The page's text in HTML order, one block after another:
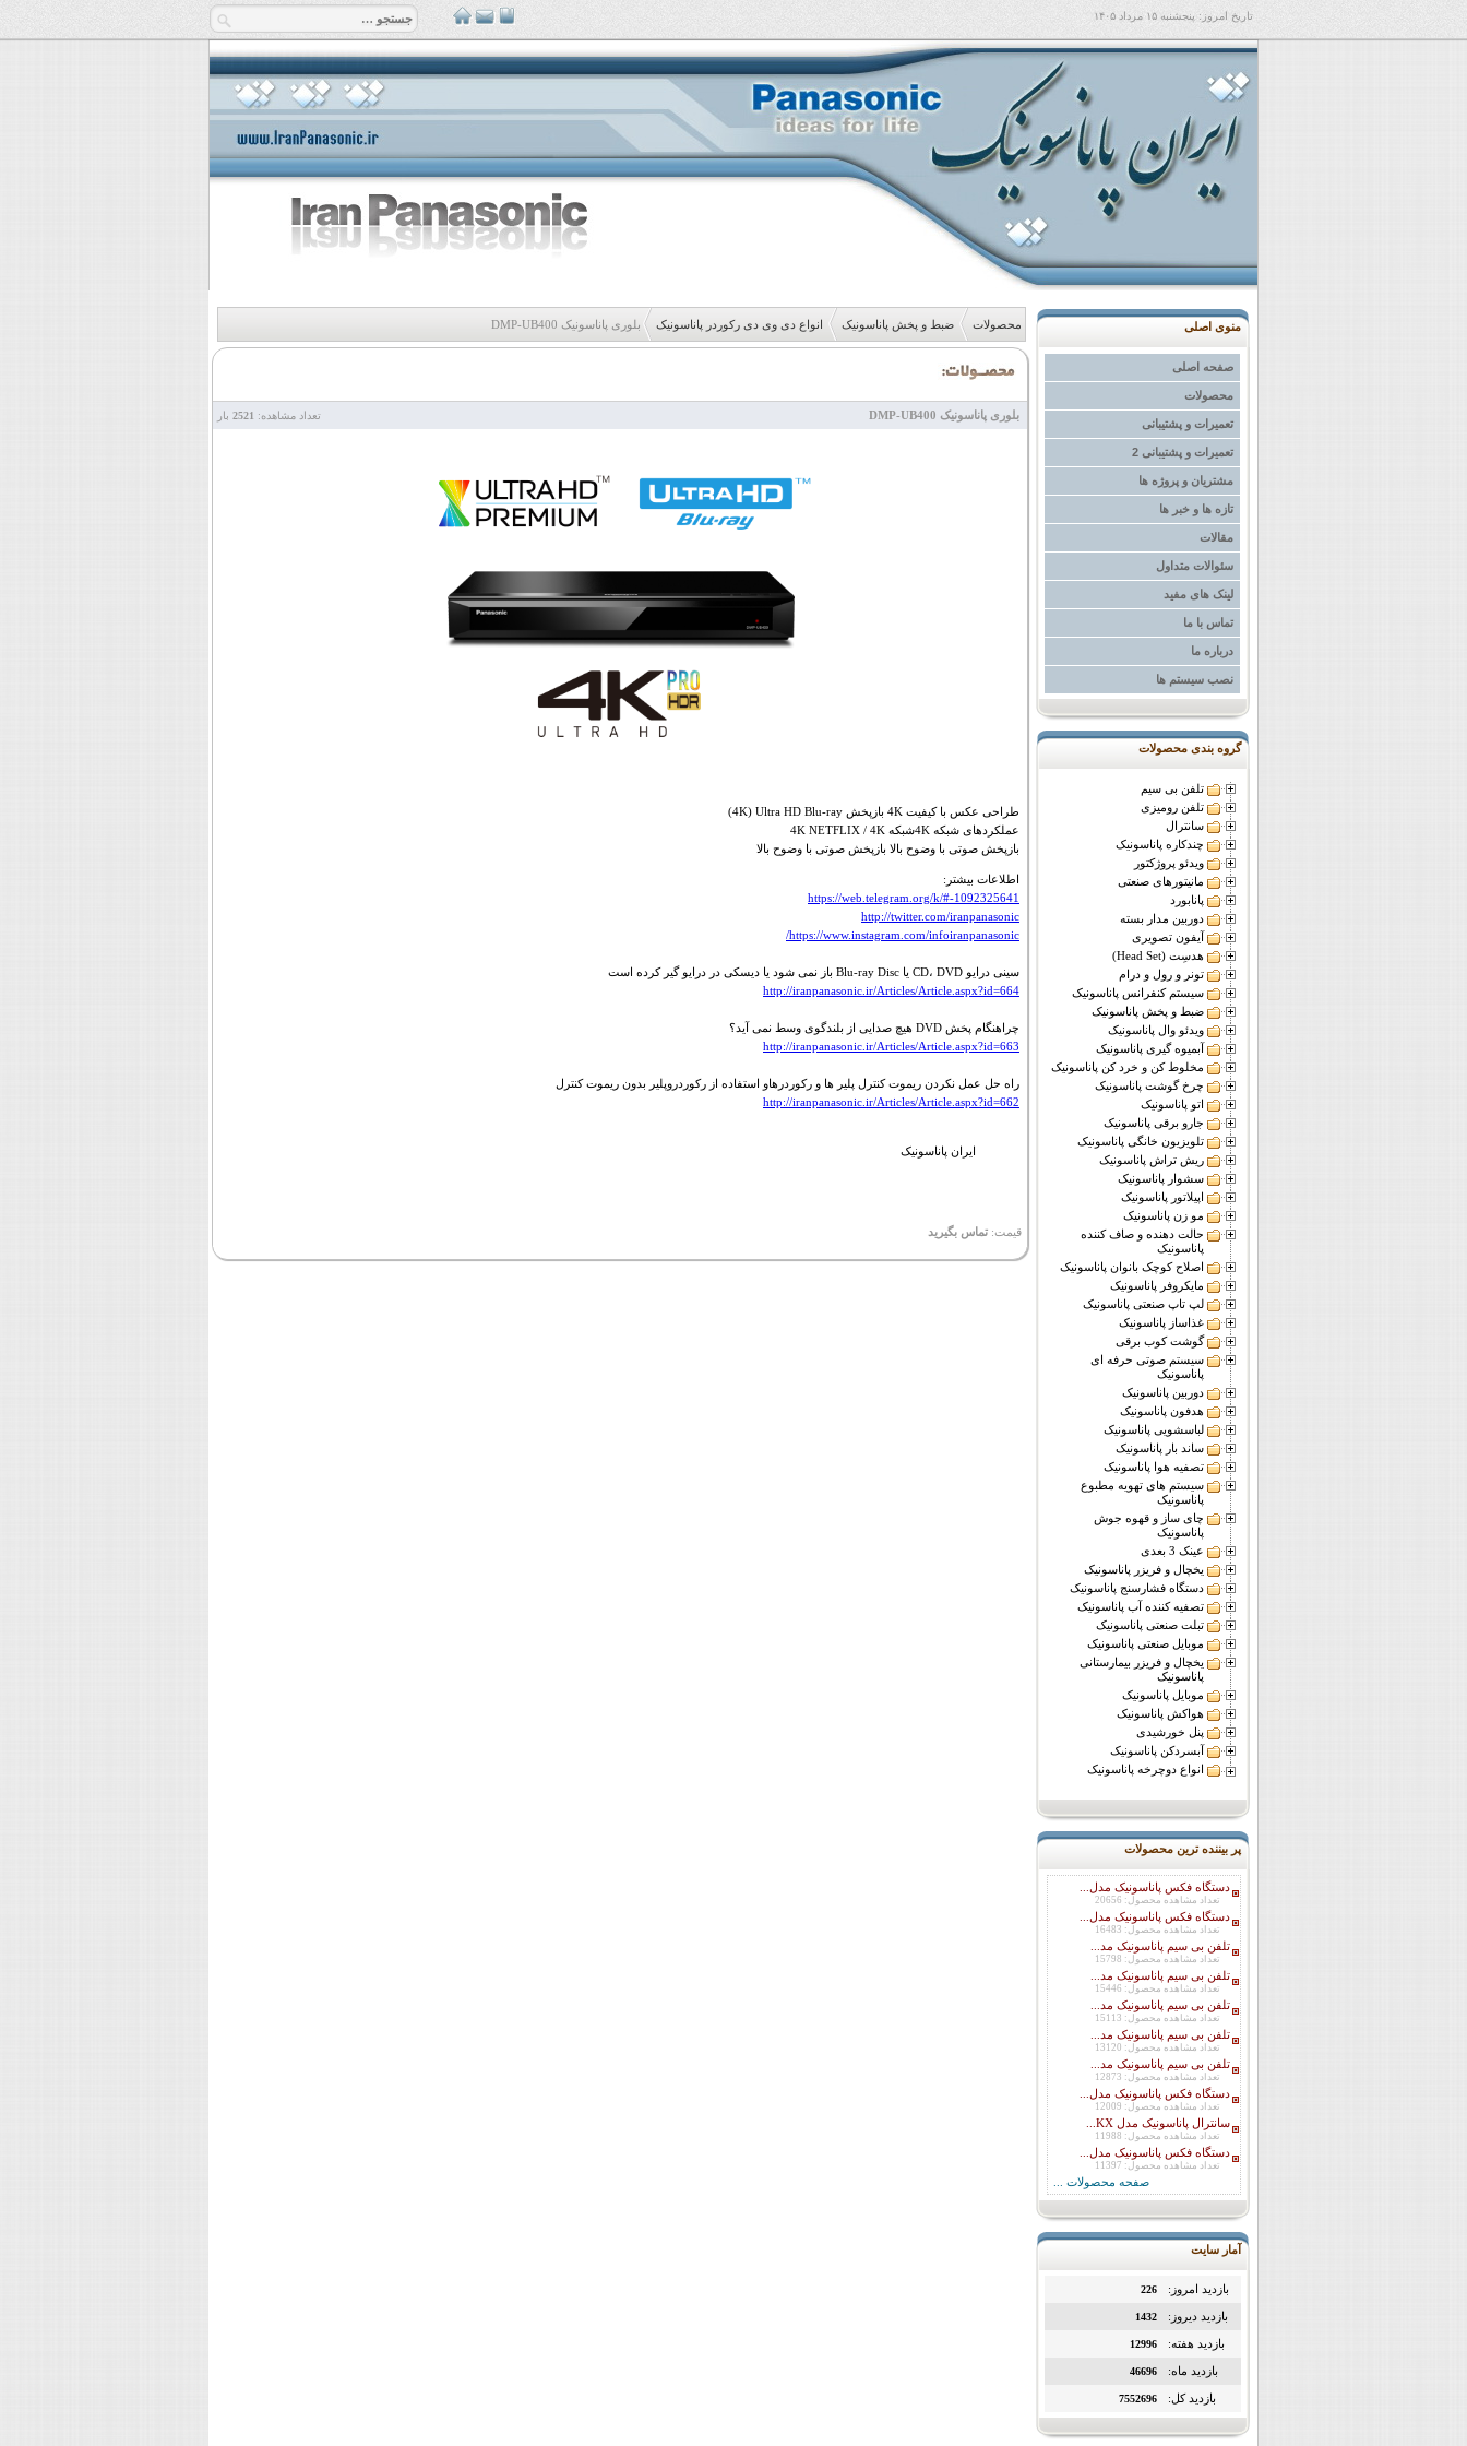
تاریخ امروز: پنجشنبه ۱۵ مرداد ۱۴۰۵
منوی اصلی
صفحه اصلی
محصولات
تعمیرات و پشتیبانی
تعمیرات و پشتیبانی 2
مشتریان و پروژه ها
تازه ها و خبر ها
مقالات
سئوالات متداول
لینک های مفید
تماس با ما
درباره ما
نصب سیستم ها
گروه بندی محصولات
تلفن بی سیم
تلفن رومیزی
سانترال
چندکاره پاناسونیک
ویدئو پروژکتور
مانیتورهای صنعتی
پانابورد
دوربین مدار بسته
آیفون تصویری
هدسِت (Head Set)
تونر و رول و درام
سیستم کنفرانس پاناسونیک
ضبط و پخش پاناسونیک
ویدئو وال پاناسونیک
آبمیوه گیری پاناسونیک
مخلوط کن و خرد کن پاناسونیک
چرخ گوشت پاناسونیک
اتو پاناسونیک
جارو برقی پاناسونیک
تلویزیون خانگی پاناسونیک
ریش تراش پاناسونیک
سشوار پاناسونیک
اپیلاتور پاناسونیک
مو زن پاناسونیک
حالت دهنده و صاف کننده
پاناسونیک
اصلاح کوچک بانوان پاناسونیک
مایکروفر پاناسونیک
لپ تاپ صنعتی پاناسونیک
غذاساز پاناسونیک
گوشت کوب برقی
سیستم صوتی حرفه ای
پاناسونیک
دوربین پاناسونیک
هدفون پاناسونیک
لباسشویی پاناسونیک
ساند بار پاناسونیک
تصفیه هوا پاناسونیک
سیستم های تهویه مطبوع
پاناسونیک
چای ساز و قهوه جوش
پاناسونیک
عینک 3 بعدی
یخچال و فریزر پاناسونیک
دستگاه فشارسنج پاناسونیک
تصفیه کننده آب پاناسونیک
تبلت صنعتی پاناسونیک
موبایل صنعتی پاناسونیک
یخچال و فریزر بیمارستانی
پاناسونیک
موبایل پاناسونیک
هواکش پاناسونیک
پنل خورشیدی
آبسردکن پاناسونیک
انواع دوچرخه پاناسونیک
پر بیننده ترین محصولات
دستگاه فکس پاناسونیک مدل...
تعداد مشاهده محصول: 20656
دستگاه فکس پاناسونیک مدل...
تعداد مشاهده محصول: 16483
تلفن بی سیم پاناسونیک مد...
تعداد مشاهده محصول: 15798
تلفن بی سیم پاناسونیک مد...
تعداد مشاهده محصول: 15446
تلفن بی سیم پاناسونیک مد...
تعداد مشاهده محصول: 15113
تلفن بی سیم پاناسونیک مد...
تعداد مشاهده محصول: 13120
تلفن بی سیم پاناسونیک مد...
تعداد مشاهده محصول: 12873
دستگاه فکس پاناسونیک مدل...
تعداد مشاهده محصول: 12009
سانترال پاناسونیک مدل KX...
تعداد مشاهده محصول: 11988
دستگاه فکس پاناسونیک مدل...
تعداد مشاهده محصول: 11397
صفحه محصولات ...
آمار سایت
بازدید امروز: 226
بازدید دیروز: 1432
بازدید هفته: 12996
بازدید ماه: 46696
بازدید کل: 7552696
محصولات ضبط و پخش پاناسونیک انواع دی وی دی رکوردر پاناسونیک بلوری پاناسونیک DMP-UB400
بلوری پاناسونیک DMP-UB400 تعداد مشاهده: 2521 بار
طراحی عکس با کیفیت 4K بازپخش Ultra HD Blu-ray ‏(4K)
عملکردهای شبکه 4Kشبکه 4K NETFLIX / 4K
بازپخش صوتی با وضوح بالا بازپخش صوتی با وضوح بالا
اطلاعات بیشتر:
https://web.telegram.org/k/#-1092325641
http://twitter.com/iranpanasonic
https://www.instagram.com/infoiranpanasonic/
سینی درایو CD، DVD یا Blu-ray Disc باز نمی شود یا دیسکی در درایو گیر کرده است
http://iranpanasonic.ir/Articles/Article.aspx?id=664
چراهنگام پخش DVD هیچ صدایی از بلندگوی وسط نمی آید؟
http://iranpanasonic.ir/Articles/Article.aspx?id=663
راه حل عمل نکردن ریموت کنترل پلیر ها و رکوردرهاو استفاده از رکوردروپلیر بدون ریموت کنترل
http://iranpanasonic.ir/Articles/Article.aspx?id=662
ایران پاناسونیک
قیمت: تماس بگیرید